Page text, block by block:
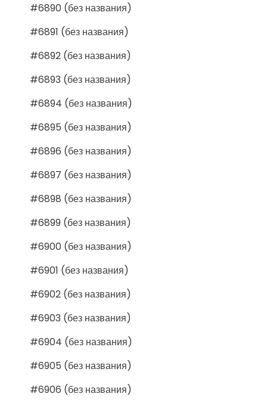
#6890 (без названия)
#6891 (без названия)
#6892 (без названия)
#6893 (без названия)
#6894 (без названия)
#6895 (без названия)
#6896 (без названия)
#6897 (без названия)
#6898 (без названия)
#6899 (без названия)
#6900 (без названия)
#6901 (без названия)
#6902 (без названия)
#6903 (без названия)
#6904 (без названия)
#6905 (без названия)
#6906 (без названия)